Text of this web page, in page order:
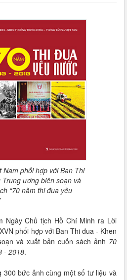
Nam phối hợp với Ban Thi
ương biên soạn và
“70 năm thi đua yêu
Ngày Chủ tịch Hồ Chí Minh ra Lời
phối hợp với Ban Thi đua - Khen
và xuất bản cuốn sách ảnh 70
- 2018.
300 bức ảnh cùng một số tư liệu và